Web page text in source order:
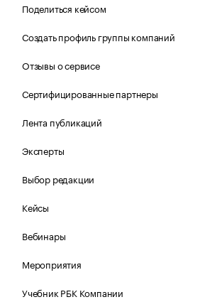
Поделиться кейсом
Создать профиль группы компаний
Отзывы о сервисе
Сертифицированные партнеры
Лента публикаций
Эксперты
Выбор редакции
Кейсы
Вебинары
Мероприятия
Учебник РБК Компании